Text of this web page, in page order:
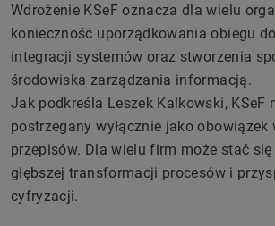
Wdrożenie KSeF oznacza dla wielu
konieczność uporządkowania obiegu
integracji systemów oraz stworzenia
środowiska zarządzania informacją.
Jak podkreśla Leszek Kalkowski, KSeF
postrzegany wyłącznie jako obowiązek
przepisów. Dla wielu firm może stać
głębszej transformacji procesów i
cyfryzacji.